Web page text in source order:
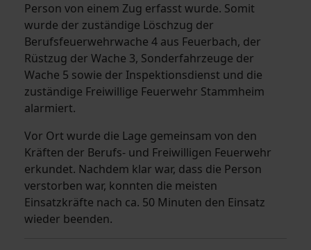
Person von einem Zug erfasst wurde. Somit
wurde der zuständige Löschzug der
Berufsfeuerwehrwache 4 aus Feuerbach, der
Rüstzug der Wache 3, Sonderfahrzeuge der
Wache 5 sowie der Inspektionsdienst und die
zuständige Freiwillige Feuerwehr Stammheim
alarmiert.
Vor Ort wurde die Lage gemeinsam von den
Kräften der Berufs- und Freiwilligen Feuerwehr
erkundet. Nachdem klar war, dass die Person
verstorben war, konnten die meisten
Einsatzkräfte nach ca. 50 Minuten den Einsatz
wieder beenden.